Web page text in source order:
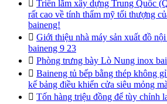
Triển lãm xây dựng Trung Quốc
rất cao về tính thẩm mỹ tối thượng
baineng!
 Giới thiệu nhà máy sản xuất đồ
baineng 9 23
 Phòng trưng bày Lò Nung inox
 Baineng tủ bếp bằng thép không
kế bảng điều khiển cửa siêu mỏng
 Tốn hàng triệu đồng để tùy chỉnh